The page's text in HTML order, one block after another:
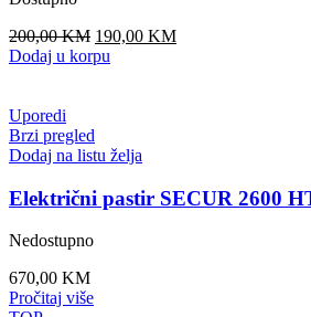
200,00KM Original
price
190,00 KMCurrent
Dodaj u korpu
Uporedi
Brzi pregled
Dodaj na listu želja
Električni pastir SECUR 2600
Nedostupno
670,00 KM
Pročitaj više